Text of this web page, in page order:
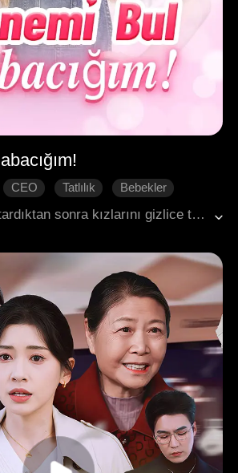
CEO Tatlılık
Bebekler
Bir milyarderi kurtardıktan sonra kızlarını gizlice tek başına büyüten genç bir kadın, altı yıl sonra artık dev bir şirketin CEO'su olan adama büyük ödüllü bir mankenlik yarışmasında yeniden rastlar. Hayati tehlike taşıyan bir alerji krizi, tüm sırları ifşa etmeye yetecektir.